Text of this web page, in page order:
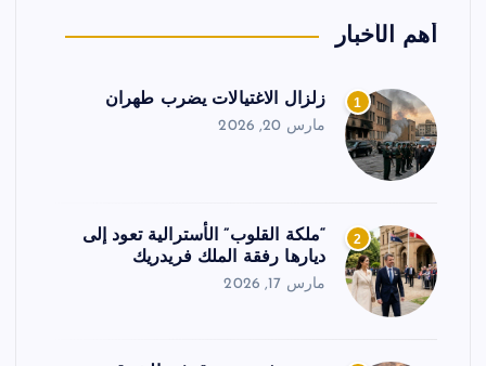
أهم الأخبار
1 زلزال الاغتيالات يضرب طهران
مارس 20, 2026
2
“ملكة القلوب” الأسترالية تعود إلى
ديارها رفقة الملك فريدريك
مارس 17, 2026